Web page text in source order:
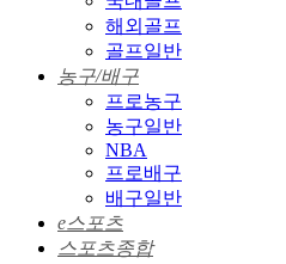
해외골프
골프일반
농구/배구
프로농구
농구일반
NBA
프로배구
배구일반
e스포츠
스포츠종합